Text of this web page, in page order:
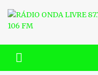
content
RÁDIO
FM